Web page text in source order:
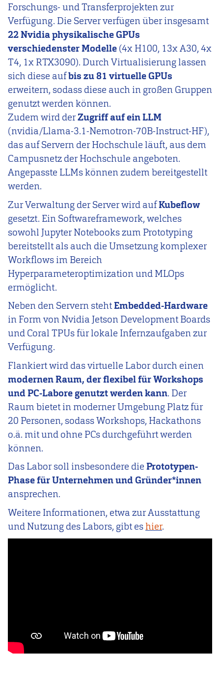
Forschungs- und Transferprojekten zur
Verfügung. Die Server verfügen über insgesamt
22 Nvidia physikalische GPUs
verschiedenster Modelle (4x H100, 13x A30, 4x
T4, 1x RTX3090). Durch Virtualisierung lassen
sich diese aufbis zu 81 virtuelle GPUs
erweitern, sodass diese auch in großen Gruppen
genutzt werden können.
Zudem wird derZugriff auf ein LLM
(nvidia/Llama-3.1-Nemotron-70B-Instruct-HF),
das auf Servern der Hochschule läuft, aus dem
Campusnetz der Hochschule angeboten.
Angepasste LLMs können zudem bereitgestellt
werden.
Zur Verwaltung der Server wird aufKubeflow
gesetzt. Ein Softwareframework, welches
sowohl Jupyter Notebooks zum Prototyping
bereitstellt als auch die Umsetzung komplexer
Workflows im Bereich
Hyperparameteroptimization und MLOps
ermöglicht.
Neben den Servern stehtEmbedded-Hardware
in Form von Nvidia Jetson Development Boards
und Coral TPUs für lokale Infernzaufgaben zur
Verfügung.
Flankiert wird das virtuelle Labor durch einen
modernen Raum, der flexibel für Workshops
und PC-Labore genutzt werden kann. Der
Raum bietet in moderner Umgebung Platz für
20 Personen, sodass Workshops, Hackathons
o.ä. mit und ohne PCs durchgeführt werden
können.
Das Labor soll insbesondere die Prototypen-
Phase für Unternehmen und Gründer*innen
ansprechen.
Weitere Informationen, etwa zur Ausstattung
und Nutzung des Labors, gibt eshier.